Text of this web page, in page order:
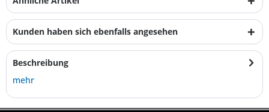
Kunden haben sich ebenfalls angesehen
Beschreibung
mehr